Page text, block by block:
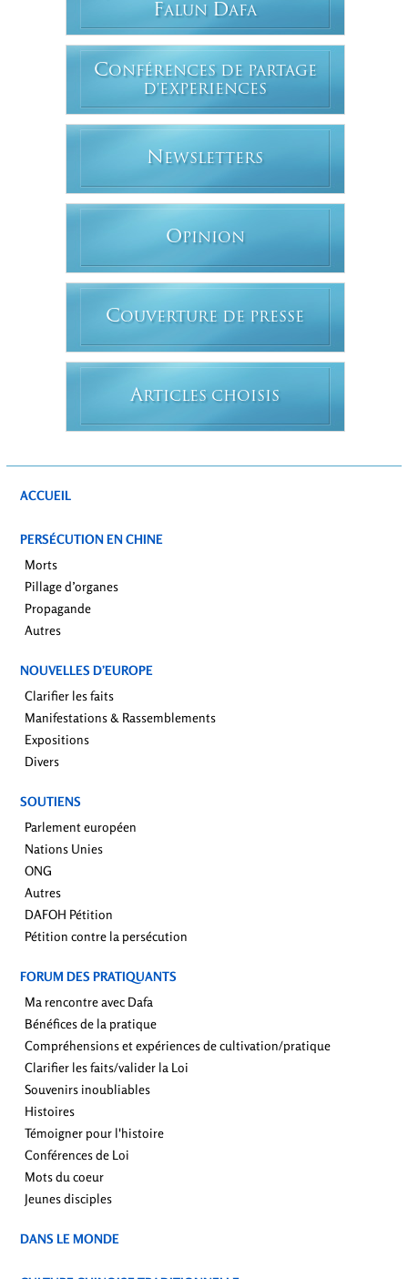
FALUN DAFA
CONFÉRENCES DE PARTAGE
D'EXPERIENCES
N EWSLETTERS
OPINION
COUVERTURE DE PRESSE
ARTICLES CHOISIS
ACCUEIL
PERSÉCUTION EN CHINE
Morts
Pillage d’organes
Propagande
Autres
NOUVELLES D’EUROPE
Clarifier les faits
Manifestations & Rassemblements
Expositions
Divers
SOUTIENS
Parlement européen
Nations Unies
ONG
Autres
DAFOH Pétition
Pétition contre la persécution
FORUM DES PRATIQUANTS
Ma rencontre avec Dafa
Bénéfices de la pratique
Compréhensions et expériences de cultivation/pratique
Clarifier les faits/valider la Loi
Souvenirs inoubliables
Histoires
Témoigner pour l'histoire
Conférences de Loi
Mots du coeur
Jeunes disciples
DANS LE MONDE